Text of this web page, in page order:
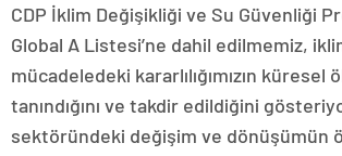
CDP İklim Değişikliği ve Su Güvenliği
Global A Listesi’ne dahil edilmemiz,
mücadeledeki kararlılığımızın küresel
tanındığını ve takdir edildiğini
sektöründeki değişim ve dönüşümün